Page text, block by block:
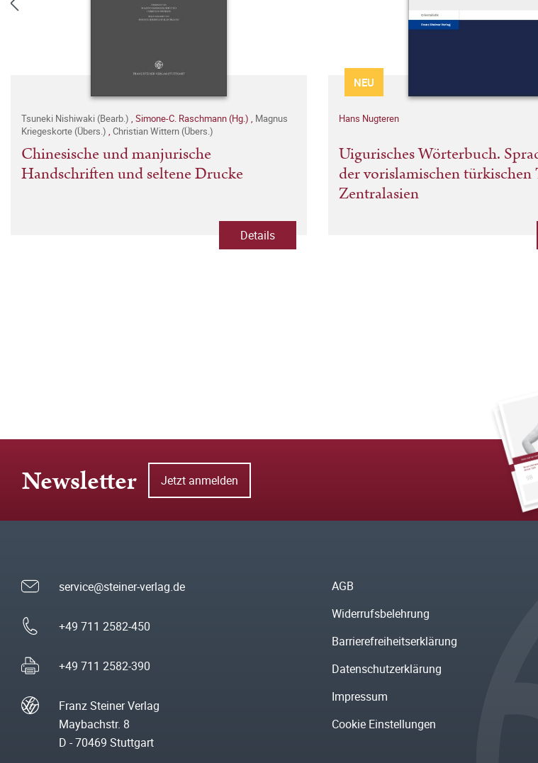
Tsuneki Nishiwaki (Bearb.) , Simone-C. Raschmann (Hg.) , Magnus
Kriegeskorte (Übers.) , Christian Wittern (Übers.)
Chinesische und manjurische
Handschriften und seltene Drucke
Details
NEU
Hans Nugteren
Uigurisches Wörterbuch.
der vorislamischen türkischen
Zentralasien
Newsletter Jetzt anmelden
service@steiner-verlag.de
+49 711 2582-450
+49 711 2582-390
Franz Steiner Verlag
Maybachstr. 8
D - 70469 Stuttgart
AGB
Widerrufsbelehrung
Barrierefreiheitserklärung
Datenschutzerklärung
Impressum
Cookie Einstellungen